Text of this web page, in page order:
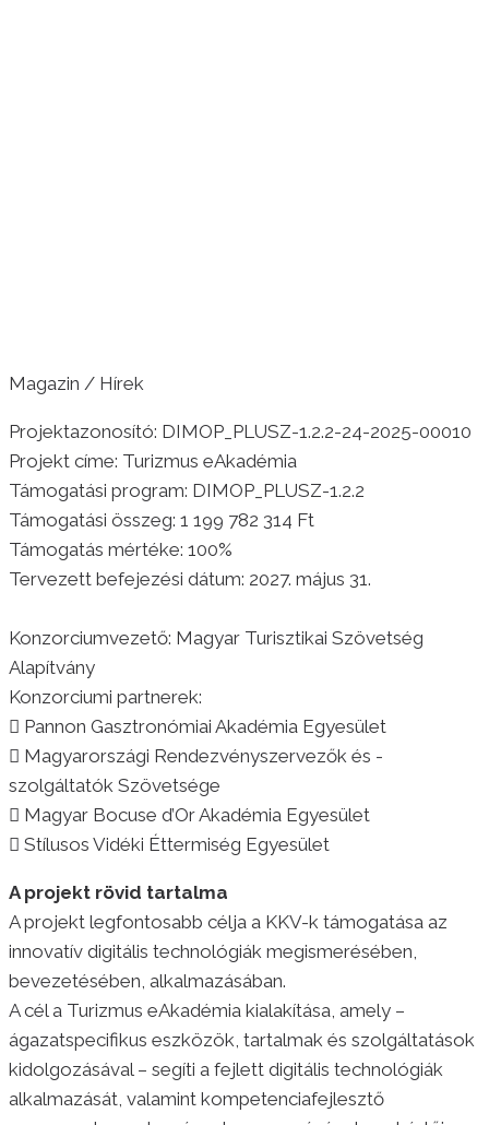
Magazin / Hírek
Projektazonosító: DIMOP_PLUSZ-1.2.2-24-2025-00010
Projekt címe: Turizmus eAkadémia
Támogatási program: DIMOP_PLUSZ-1.2.2
Támogatási összeg: 1 199 782 314 Ft
Támogatás mértéke: 100%
Tervezett befejezési dátum: 2027. május 31.
Konzorciumvezető: Magyar Turisztikai Szövetség
Alapítvány
Konzorciumi partnerek:
 Pannon Gasztronómiai Akadémia Egyesület
 Magyarországi Rendezvényszervezők és -
szolgáltatók Szövetsége
 Magyar Bocuse d’Or Akadémia Egyesület
 Stílusos Vidéki Éttermiség Egyesület
A projekt rövid tartalma
A projekt legfontosabb célja a KKV-k támogatása az
innovatív digitális technológiák megismerésében,
bevezetésében, alkalmazásában.
A cél a Turizmus eAkadémia kialakítása, amely –
ágazatspecifikus eszközök, tartalmak és szolgáltatások
kidolgozásával – segíti a fejlett digitális technológiák
alkalmazását, valamint kompetenciafejlesztő